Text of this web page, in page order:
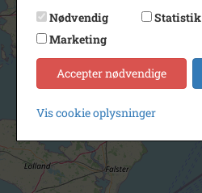
Nødvendig
Statistik
Marketing
Accepter nødvendige
Vis cookie oplysninger